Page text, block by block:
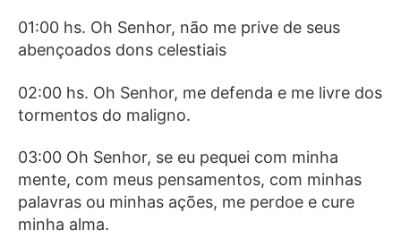
01:00 hs. Oh Senhor, não me prive de seus
abençoados dons celestiais
02:00 hs. Oh Senhor, me defenda e me livre dos
tormentos do maligno.
03:00 Oh Senhor, se eu pequei com minha
mente, com meus pensamentos, com minhas
palavras ou minhas ações, me perdoe e cure
minha alma.